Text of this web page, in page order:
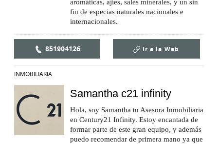
aromáticas, ajíes, sales minerales, y un sin
fin de especias naturales nacionales e
internacionales.
851904126 Ir a la Web
INMOBILIARIA
Samantha c21 infinity
Hola, soy Samantha tu Asesora Inmobiliaria
en Century21 Infinity. Estoy encantada de
formar parte de este gran equipo, y además
puedo recomendar de primera mano ya que